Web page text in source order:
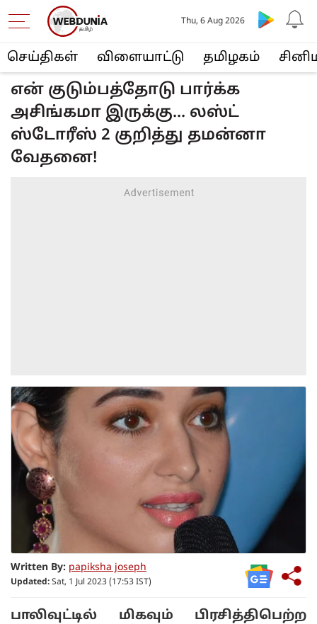
செய்திகள் விளையா‌ட்டு த‌மிழக‌ம்
Thu, 6 Aug 2026
என் குடும்பத்தோடு பார்க்க
அசிங்கமா இருக்கு... லஸ்ட்
ஸ்டோரீஸ் 2 குறித்து தமன்னா
வேதனை!
Written By: papiksha joseph
Updated: Sat, 1 Jul 2023 (17:53 IST)
பாலிவுட்டில் மிகவும் பிரசித்திபெற்ற